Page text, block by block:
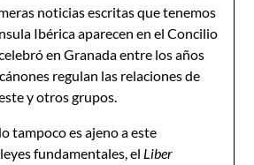
noticias escritas que tenemos
Ibérica aparecen en el Concilio
en Granada entre los años
regulan las relaciones de
y otros grupos.
tampoco es ajeno a este
fundamentales, el Liber